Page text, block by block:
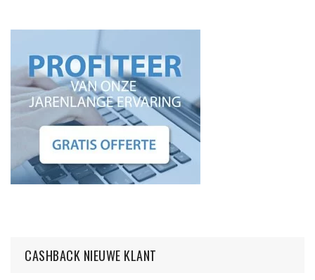
CASHBACK NIEUWE KLANT